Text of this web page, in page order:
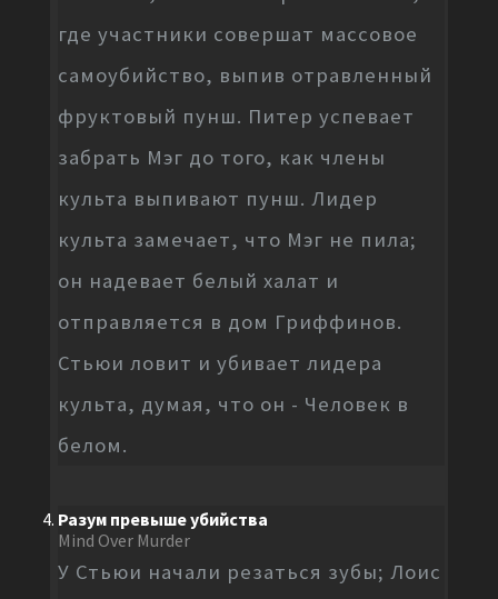
где участники совершат массовое
самоубийство, выпив отравленный
фруктовый пунш. Питер успевает
забрать Мэг до того, как члены
культа выпивают пунш. Лидер
культа замечает, что Мэг не пила;
он надевает белый халат и
отправляется в дом Гриффинов.
Стьюи ловит и убивает лидера
культа, думая, что он - Человек в
белом.
Разум превыше убийства
Mind Over Murder
У Стьюи начали резаться зубы; Лоис